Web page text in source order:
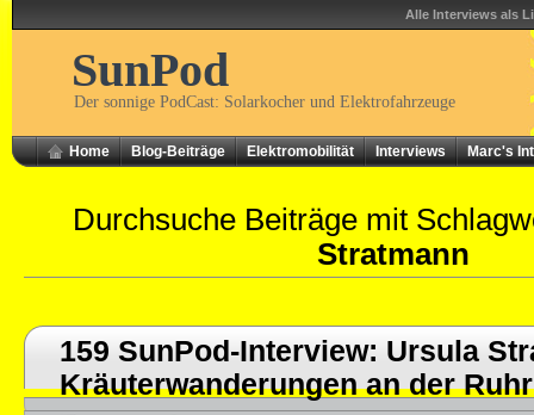
Alle Interviews als
SunPod
Der sonnige PodCast: Solarkocher und Elektrofahrzeuge
Home Blog-Beiträge Elektromobilität Interviews Marc's
Durchsuche Beiträge mit
Stratmann
159 SunPod-Interview: Ursula
Kräuterwanderungen an der Ruhr